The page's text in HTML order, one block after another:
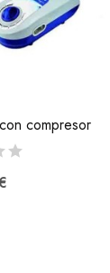
compresor